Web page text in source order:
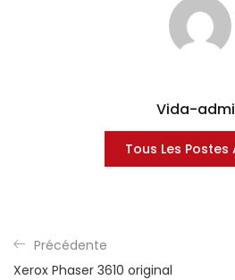
Vida-
Tous Les Postes
Précédente
Xerox Phaser 3610 original